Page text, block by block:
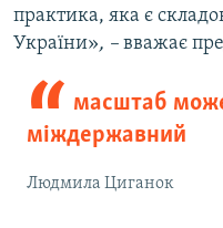
практика, яка є
України», – вважає
масштаб
міждержавний
Людмила Циганок